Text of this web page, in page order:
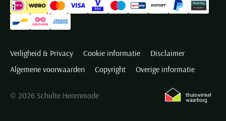
Veiligheid & Privacy Cookie informatie
Disclaimer
Algemene voorwaarden
Copyright Overige informatie
© 2026 Schulte Herenmode